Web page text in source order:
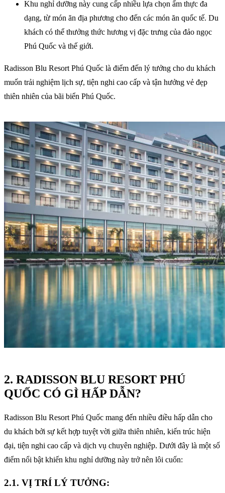
Khu nghỉ dưỡng này cung cấp nhiều lựa chọn ẩm thực đa
dạng, từ món ăn địa phương cho đến các món ăn quốc tế. Du
khách có thể thưởng thức hương vị đặc trưng của đảo ngọc
Phú Quốc và thế giới.
Radisson Blu Resort Phú Quốc là điểm đến lý tưởng cho du khách
muốn trải nghiệm lịch sự, tiện nghi cao cấp và tận hưởng vẻ đẹp
thiên nhiên của bãi biển Phú Quốc.
2. RADISSON BLU RESORT PHÚ
QUỐC CÓ GÌ HẤP DẪN?
Radisson Blu Resort Phú Quốc mang đến nhiều điều hấp dẫn cho
du khách bởi sự kết hợp tuyệt vời giữa thiên nhiên, kiến trúc hiện
đại, tiện nghi cao cấp và dịch vụ chuyên nghiệp. Dưới đây là một số
điểm nổi bật khiến khu nghỉ dưỡng này trở nên lôi cuốn:
2.1. VỊ TRÍ LÝ TƯỞNG: